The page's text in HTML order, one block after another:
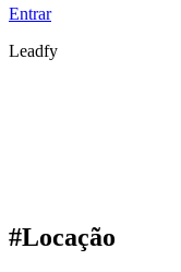
Entrar
Leadfy
#Locação